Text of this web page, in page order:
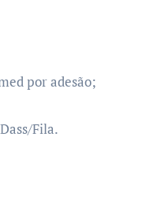
por adesão;
Fila.